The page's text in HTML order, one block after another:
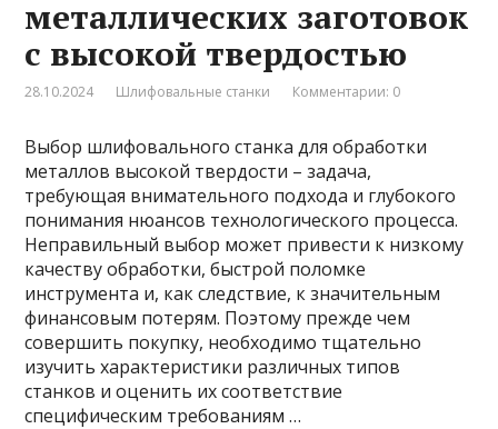
металлических заготовок
с высокой твердостью
28.10.2024 Шлифовальные станки Комментарии: 0
Выбор шлифовального станка для обработки
металлов высокой твердости – задача,
требующая внимательного подхода и глубокого
понимания нюансов технологического процесса.
Неправильный выбор может привести к низкому
качеству обработки, быстрой поломке
инструмента и, как следствие, к значительным
финансовым потерям. Поэтому прежде чем
совершить покупку, необходимо тщательно
изучить характеристики различных типов
станков и оценить их соответствие
специфическим требованиям …